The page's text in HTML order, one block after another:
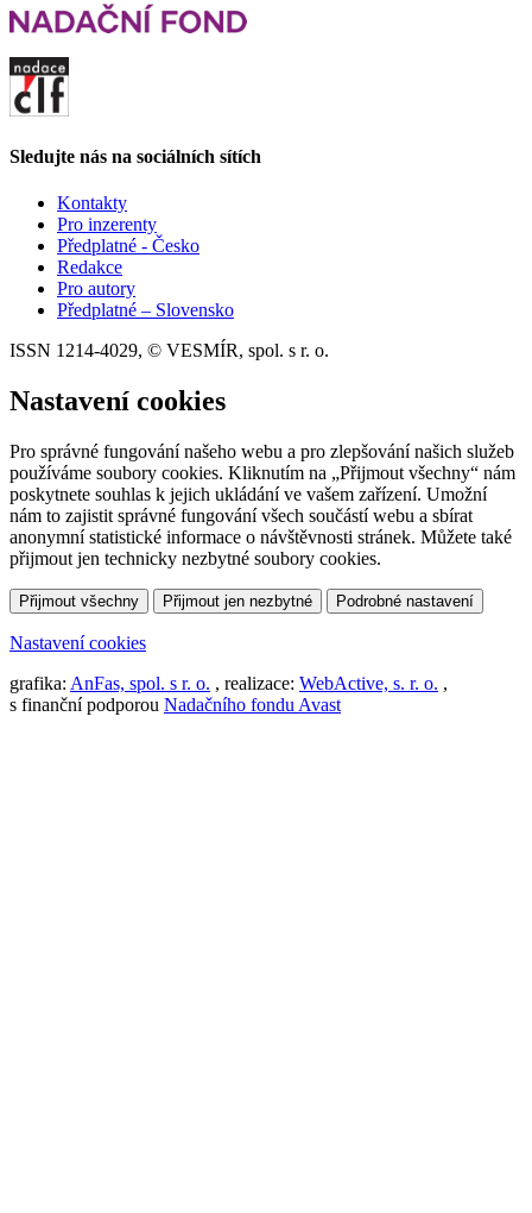
Sledujte nás na sociálních sítích
Kontakty
Pro inzerenty
Předplatné - Česko
Redakce
Pro autory
Předplatné – Slovensko
ISSN 1214-4029, © VESMÍR, spol. s r. o.
Nastavení cookies
Pro správné fungování našeho webu a pro zlepšování našich služeb
používáme soubory cookies. Kliknutím na „Přijmout všechny“ nám
poskytnete souhlas k jejich ukládání ve vašem zařízení. Umožní
nám to zajistit správné fungování všech součástí webu a sbírat
anonymní statistické informace o návštěvnosti stránek. Můžete také
přijmout jen technicky nezbytné soubory cookies.
Přijmout všechny Přijmout jen nezbytné Podrobné nastavení
Nastavení cookies
grafika: AnFas, spol. s r. o. , realizace: WebActive, s. r. o. ,
s finanční podporou Nadačního fondu Avast